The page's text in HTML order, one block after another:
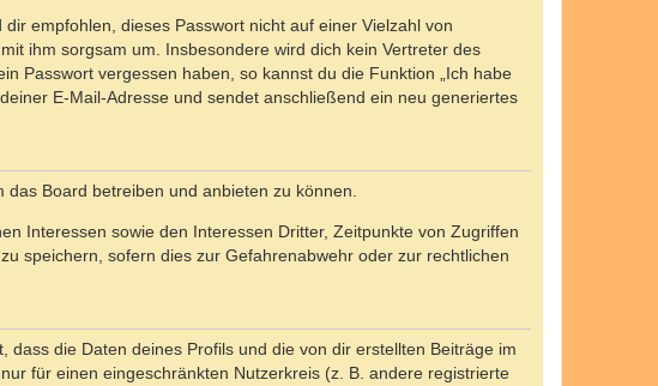
empfohlen, dieses Passwort nicht auf einer Vielzahl von
ihm sorgsam um. Insbesondere wird dich kein Vertreter des
Passwort vergessen haben, so kannst du die Funktion „Ich habe
E-Mail-Adresse und sendet anschließend ein neu generiertes
Board betreiben und anbieten zu können.
Interessen sowie den Interessen Dritter, Zeitpunkte von Zugriffen
speichern, sofern dies zur Gefahrenabwehr oder zur rechtlichen
die Daten deines Profils und die von dir erstellten Beiträge im
für einen eingeschränkten Nutzerkreis (z. B. andere registrierte